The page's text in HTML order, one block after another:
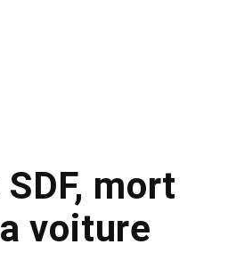
mort
voiture